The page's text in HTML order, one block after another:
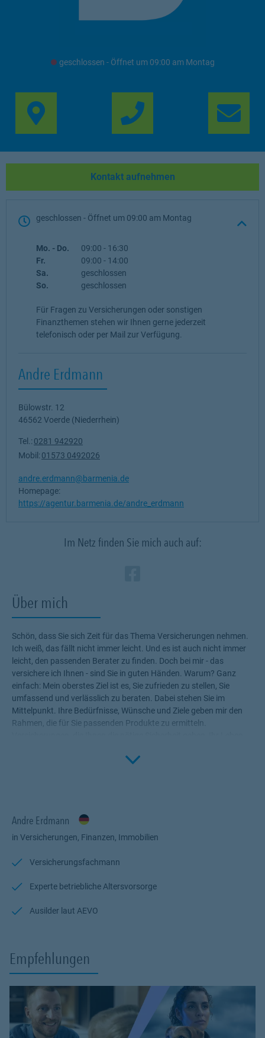
geschlossen - Öffnet um 09:00 Montag
Link Opens in New
Über mich
Schön, dass Sie sich Zeit für das Thema Versicherungen nehmen.
Ich weiß, das fällt nicht immer leicht. Und es ist auch nicht immer
leicht, den passenden Berater zu finden. Doch bei mir - das
versichere ich Ihnen - sind Sie in guten Händen. Warum? Ganz
einfach: Mein oberstes Ziel ist es, Sie zufrieden zu stellen, Sie
umfassend und verlässlich zu beraten. Dabei stehen Sie im
Mittelpunkt. Ihre Bedürfnisse, Wünsche und Ziele geben mir den
Rahmen, die für Sie passenden Produkte zu ermitteln.
Fachwissen, meiner Begeisterung für alle Fragen rund um das
Click to
Andre Erdmann
in Versicherungen, Finanzen, Immobilien
Versicherungsfachmann
Experte betriebliche Altersvorsorge
Ausilder laut AEVO
Kontakt aufnehmen
geschlossen - Öffnet um 09:00 Montag
Wochentag Öffnungszeiten
Mo. - Do. 09:00 - 16:30
Fr.
09:00 - 14:00
Sa.
geschlossen
So.
geschlossen
Für Fragen zu Versicherungen oder sonstigen
Finanzthemen stehen wir Ihnen gerne jederzeit
telefonisch oder per Mail zur Verfügung.
Andre Erdmann
Bülowstr. 12
46562 Voerde (Niederrhein)
Tel.: 0281 942920
Mobil: 01573 0492026
andre.erdmann@barmenia.de
Homepage:
https://agentur.barmenia.de/andre_erdmann
Im Netz finden Sie mich auch auf:
Empfehlungen